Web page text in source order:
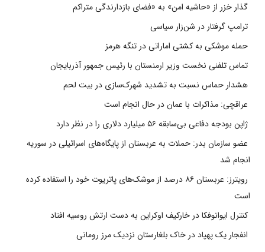
گذار خزر از «حاشیه امن» به «فضای بازدارندگی متراکم
ترامپ گرفتار در شن‌زار سیاسی
حمله موشکی به کشتی اماراتی در تنگه هرمز
تماس تلفنی نخست وزیر ارمنستان با رئیس جمهور آذربایجان
هشدار حماس نسبت به تشدید شهرک‌سازی در بیت‌ لحم
عراقچی: مذاکرات با عمان در حال انجام است
ژاپن بودجه دفاعی بی‌سابقه ۵۶ میلیارد دلاری را در نظر دارد
عضو سازمان بدر: حملات به عربستان از پایگاه‌های اسرائیلی در سوریه
انجام شد
رویترز: عربستان ۸۶ درصد از موشک‌های پاتریوت خود را استفاده کرده
است
کنترل ایوانوفکا در خارکیف اوکراین به دست ارتش روسیه افتاد
انفجار یک پهپاد در خاک بلغارستان نزدیک مرز رومانی